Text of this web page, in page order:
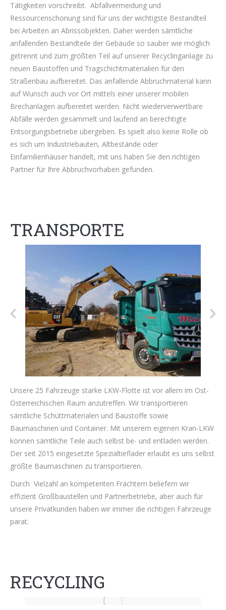
Tätigkeiten vorschreibt. Abfallvermeidung und
Ressourcenschonung sind für uns der wichtigste Bestandteil
bei Arbeiten an Abrissobjekten. Daher werden sämtliche
anfallenden Bestandteile der Gebäude so sauber wie möglich
getrennt und zum größten Teil auf unserer Recyclinganlage zu
neuen Baustoffen und Tragschichtmaterialien für den
Straßenbau aufbereitet. Das anfallende Abbruchmaterial kann
auf Wunsch auch vor Ort mittels einer unserer mobilen
Brechanlagen aufbereitet werden. Nicht wiederverwertbare
Abfälle werden gesammelt und laufend an berechtigte
Entsorgungsbetriebe übergeben. Es spielt also keine Rolle ob
es sich um Industriebauten, Altbestände oder
Einfamilienhäuser handelt, mit uns haben Sie den richtigen
Partner für Ihre Abbruchvorhaben gefunden.
TRANSPORTE
Unsere 25 Fahrzeuge starke LKW-Flotte ist vor allem im Ost-
Österreichischen Raum anzutreffen. Wir transportieren
sämtliche Schüttmaterialen und Baustoffe sowie
Baumaschinen und Container. Mit unserem eigenen Kran-LKW
können sämtliche Teile auch selbst be- und entladen werden.
Der seit 2015 eingesetzte Spezialtieflader erlaubt es uns selbst
größte Baumaschinen zu transportieren.
Durch Vielzahl an kompetenten Frächtern beliefern wir
effizient Großbaustellen und Partnerbetriebe, aber auch für
unsere Privatkunden haben wir immer die richtigen Fahrzeuge
parat.
RECYCLING